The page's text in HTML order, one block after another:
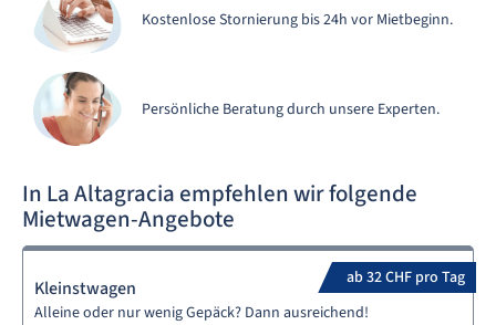
Kostenlose Stornierung bis 24h vor Mietbeginn.
Persönliche Beratung durch unsere Experten.
In La Altagracia empfehlen wir folgende
Mietwagen-Angebote
ab 32 CHF pro Tag
Kleinstwagen
Alleine oder nur wenig Gepäck? Dann ausreichend!